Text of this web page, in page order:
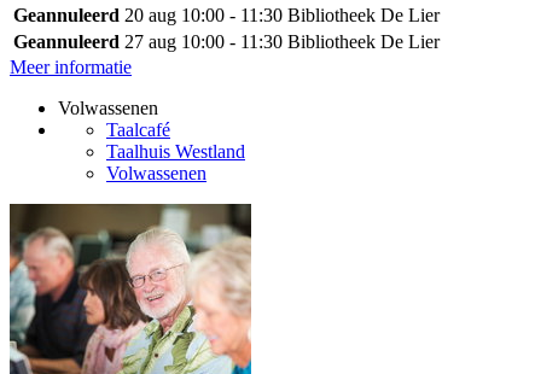
Geannuleerd 20 aug 10:00 - 11:30 Bibliotheek De Lier
Geannuleerd 27 aug 10:00 - 11:30 Bibliotheek De Lier
Meer informatie
Volwassenen
Taalcafé
Taalhuis Westland
Volwassenen